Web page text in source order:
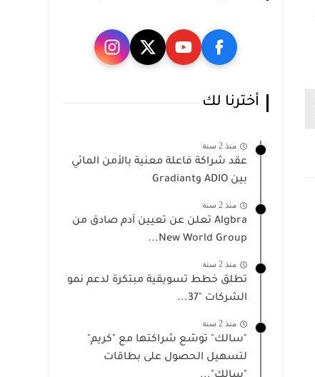
أخترنا لك
منذ 2 سنة
عقد شراكة فاعلة معنية بالأمن المائي
بين ADIO وGradiant
منذ 2 سنة
Algbra تعلن عن تعيين آدم صادق من
New World Group...
منذ 2 سنة
تطلق خطط تسويقية مبتكرة لدعم نمو
الشركات "37...
منذ 2 سنة
"سالك" توسّع شراكتها مع "كريم"
لتسهيل الحصول على بطاقات